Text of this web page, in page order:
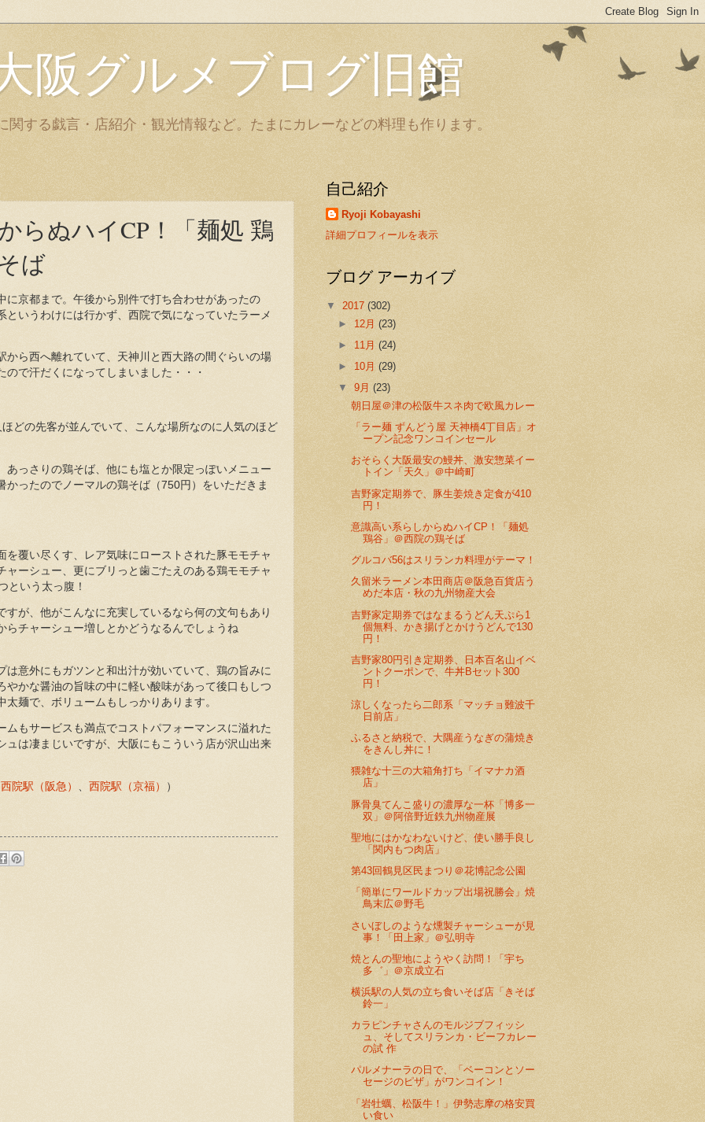
阪グルメブログ旧館
関する戯言・店紹介・観光情報など。たまにカレーなどの料理も作ります。
らぬハイCP！「麺処 鶏
ば
に京都まで。午後から別件で打ち合わせがあったの
というわけには行かず、西院で気になっていたラーメ
から西へ離れていて、天神川と西大路の間ぐらいの場
で汗だくになってしまいました・・・
どの先客が並んでいて、こんな場所なのに人気のほど
あっさりの鶏そば、他にも塩とか限定っぽいメニュー
かったのでノーマルの鶏そば（750円）をいただきま
を覆い尽くす、レア気味にローストされた豚モモチャ
ャーシュー、更にブリっと歯ごたえのある鶏モモチャ
という太っ腹！
すが、他がこんなに充実しているなら何の文句もあり
らチャーシュー増しとかどうなるんでしょうね
は意外にもガツンと和出汁が効いていて、鶏の旨みに
やかな醤油の旨味の中に軽い酸味があって後口もしつ
麺で、ボリュームもしっかりあります。
ムもサービスも満点でコストパフォーマンスに溢れた
ュは凄まじいですが、大阪にもこういう店が沢山出来
西院駅（阪急） 西院駅（京福） ）
自己紹介
Ryoji Kobayashi
詳細プロフィールを表示
ブログ アーカイブ
▼ 2017 (302)
► 12月(23)
► 11月(24)
► 10月(29)
▼9月(23)
朝日屋＠津の松阪牛スネ肉で欧風カレー
「ラー麺 ずんどう屋 天神橋4丁目店」オ
ープン記念ワンコインセール
おそらく大阪最安の鰻丼、激安惣菜イー
トイン「天久」＠中崎町
吉野家定期券で、豚生姜焼き定食が410
円！
意識高い系らしからぬハイCP！「麺処
鶏谷」＠西院の鶏そば
グルコバ56はスリランカ料理がテーマ！
久留米ラーメン本田商店＠阪急百貨店う
めだ本店・秋の九州物産大会
吉野家定期券ではなまるうどん天ぷら1
個無料、かき揚げとかけうどんで130
円！
吉野家80円引き定期券、日本百名山イベ
ントクーポンで、牛丼Bセット300
円！
涼しくなったら二郎系「マッチョ難波千
日前店」
ふるさと納税で、大隅産うなぎの蒲焼き
をきんし丼に！
猥雑な十三の大箱角打ち「イマナカ酒
店」
豚骨臭てんこ盛りの濃厚な一杯「博多一
双」＠阿倍野近鉄九州物産展
聖地にはかなわないけど、使い勝手良し
「関内もつ肉店」
第43回鶴見区民まつり＠花博記念公園
「簡単にワールドカップ出場祝勝会」焼
鳥末広＠野毛
さいぼしのような燻製チャーシューが見
事！「田上家」＠弘明寺
焼とんの聖地にようやく訪問！「宇ち
多゛」＠京成立石
横浜駅の人気の立ち食いそば店「きそば
鈴一」
カラピンチャさんのモルジブフィッシ
ュ、そしてスリランカ・ビーフカレー
の試 作
パルメナーラの日で、「ベーコンとソー
セージのピザ」がワンコイン！
「岩牡蠣、松阪牛！」伊勢志摩の格安買
い食い